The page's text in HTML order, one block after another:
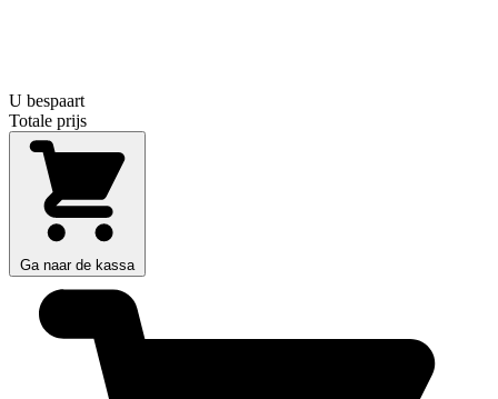
U bespaart
Totale prijs
Ga naar de kassa